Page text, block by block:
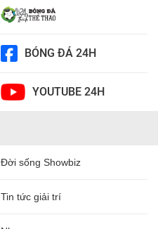
BÓNG ĐÁ 24H
YOUTUBE 24H
Đời sống Showbiz
Tin tức giải trí